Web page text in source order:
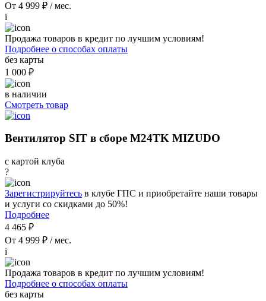
От 4 999 ₽ / мес.
i
Продажа товаров в кредит по лучшим условиям!
Подробнее о способах оплаты
без карты
1 000 ₽
в наличии
Смотреть товар
Вентилятор SIT в сборе M24TK MIZUDO
с картой клуба
?
Зарегистрируйтесь в клубе ГПС и приобретайте наши товары
и услуги со скидками до 50%!
Подробнее
4 465 ₽
От 4 999 ₽ / мес.
i
Продажа товаров в кредит по лучшим условиям!
Подробнее о способах оплаты
без карты